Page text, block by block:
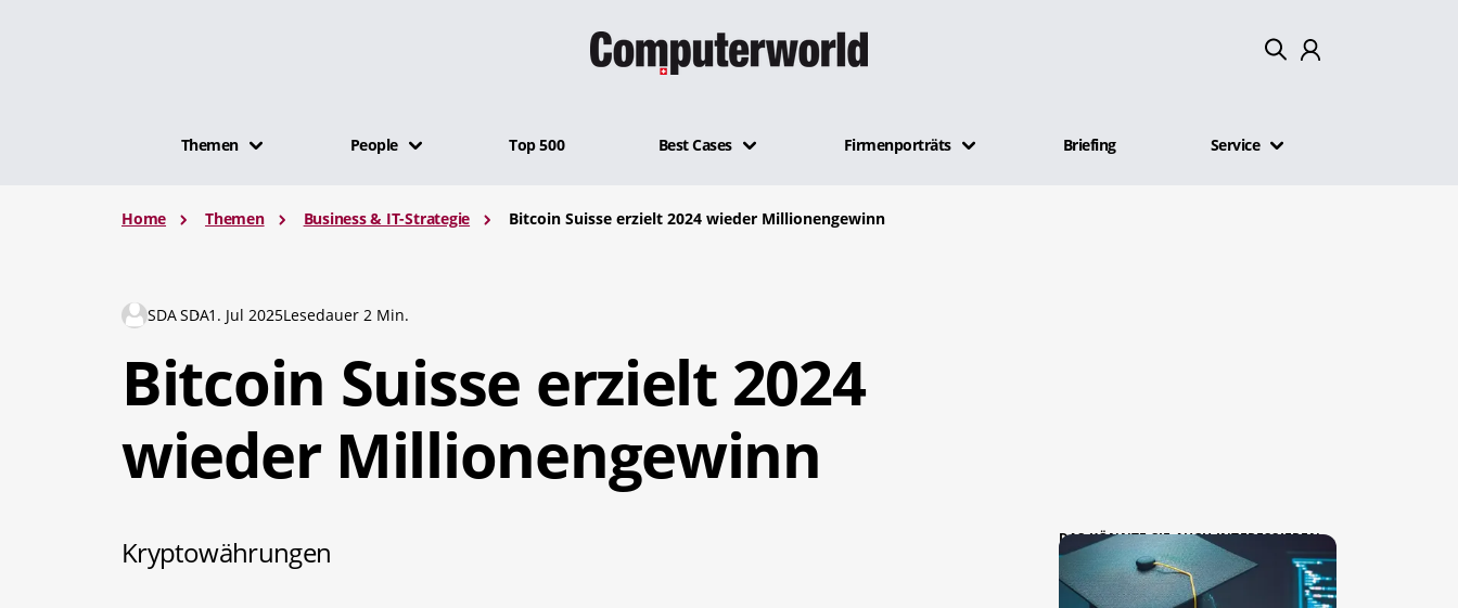
Themen People Top 500 Best Cases Firmenporträts Briefing Service
Home Themen Business & IT-Strategie Bitcoin Suisse erzielt 2024 wieder Millionengewinn
SDA SDA1. Jul 2025Lesedauer 2 Min.
Bitcoin Suisse erzielt 2024
wieder Millionengewinn
Kryptowährungen DAS KÖNNTE SIE AUCH INTERESSIEREN: